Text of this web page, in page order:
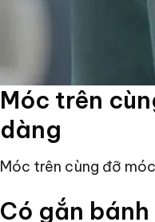
Móc trên
dàng
Móc trên cùng đỡ
Có gắn